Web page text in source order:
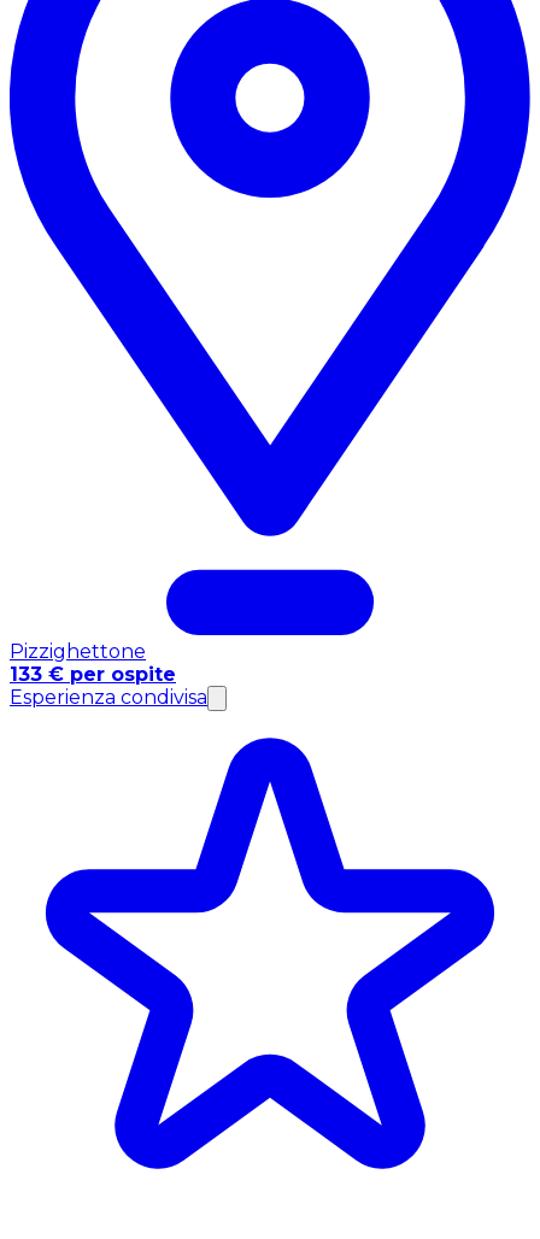
Pizzighettone
133 € per ospite
Esperienza condivisa